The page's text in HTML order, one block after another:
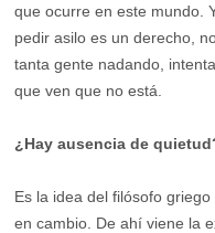
que ocurre en este mundo.
pedir asilo es un derecho,
tanta gente nadando,
que ven que no está.
¿Hay ausencia de
Es la idea del filósofo
en cambio. De ahí viene la